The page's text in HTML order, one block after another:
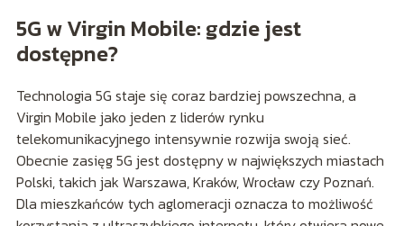
5G w Virgin Mobile: gdzie jest
dostępne?
Technologia 5G staje się coraz bardziej powszechna, a
Virgin Mobile jako jeden z liderów rynku
telekomunikacyjnego intensywnie rozwija swoją sieć.
Obecnie zasięg 5G jest dostępny w największych miastach
Polski, takich jak Warszawa, Kraków, Wrocław czy Poznań.
Dla mieszkańców tych aglomeracji oznacza to możliwość